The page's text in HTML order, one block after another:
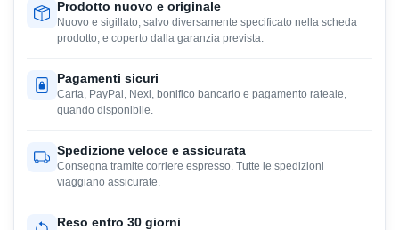
Prodotto nuovo e originale
Nuovo e sigillato, salvo diversamente specificato nella scheda
prodotto, e coperto dalla garanzia prevista.
Pagamenti sicuri
Carta, PayPal, Nexi, bonifico bancario e pagamento rateale,
quando disponibile.
Spedizione veloce e assicurata
Consegna tramite corriere espresso. Tutte le spedizioni
viaggiano assicurate.
Reso entro 30 giorni